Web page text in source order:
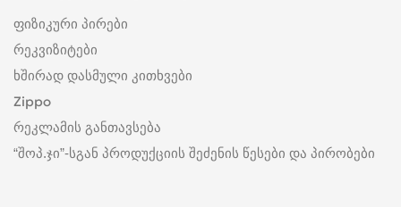
ფიზიკური პირები
რეკვიზიტები
ხშირად დასმული კითხვები
Zippo
რეკლამის განთავსება
“შოპ.ჯი”-სგან პროდუქციის შეძენის წესები და პირობები